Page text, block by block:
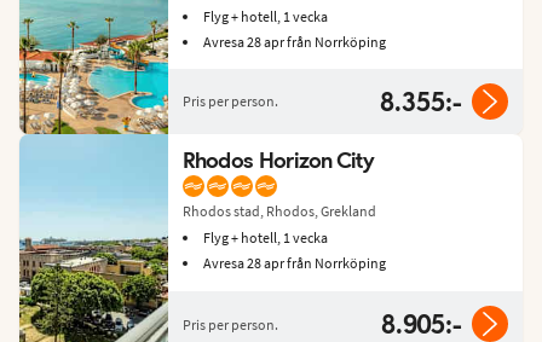
Flyg + hotell, 1 vecka
Avresa 28 apr från Norrköping
Pris per person. 8.355:-
Rhodos Horizon City
Rhodos stad, Rhodos, Grekland
Flyg + hotell, 1 vecka
Avresa 28 apr från Norrköping
Pris per person. 8.905:-